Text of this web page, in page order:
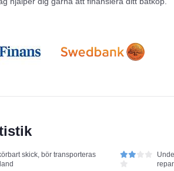
skick, bör transporteras